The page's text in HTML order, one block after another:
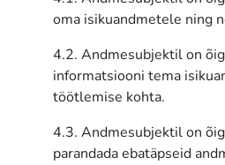
oma isikuandmetele ning
4.2. Andmesubjektil on
informatsiooni tema
töötlemise kohta.
4.3. Andmesubjektil on
parandada ebatäpseid